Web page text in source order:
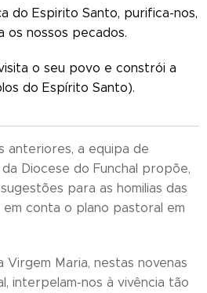
do Espirito Santo, purifica-nos,
nossos pecados.
o seu povo e constrói a
do Espírito Santo).
anteriores, a equipa de
Diocese do Funchal propõe,
para as homilias das
conta o plano pastoral em
Virgem Maria, nestas novenas
interpelam-nos à vivência tão